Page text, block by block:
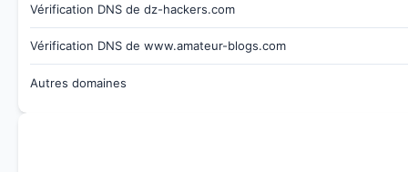
Vérification DNS de dz-hackers.com
Vérification DNS de www.amateur-blogs.com
Autres domaines